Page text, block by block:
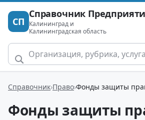
СП
Справочник
Калининград и
Калининградская область
Справочник Право Фонды защиты
Фонды защиты